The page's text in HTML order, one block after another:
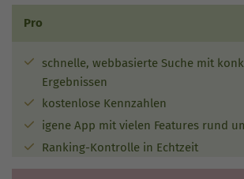
Pro
schnelle, webbasierte Suche mit
Ergebnissen
kostenlose Kennzahlen
igene App mit vielen Features rund
Ranking-Kontrolle in Echtzeit